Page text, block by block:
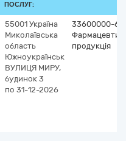
ПОСЛУГ:
55001 Україна
Миколаївська
область
Южноукраїнськ
ВУЛИЦЯ МИРУ,
будинок 3
по 31-12-2026
33600000-6
продукція